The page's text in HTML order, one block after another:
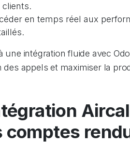
clients.
en temps réel aux
une intégration fluide avec
des appels et maximiser la
comptes